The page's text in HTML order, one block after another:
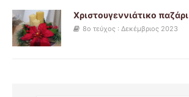
Χριστουγεννιάτικο παζάρι
8ο τεύχος : Δεκέμβριος 2023